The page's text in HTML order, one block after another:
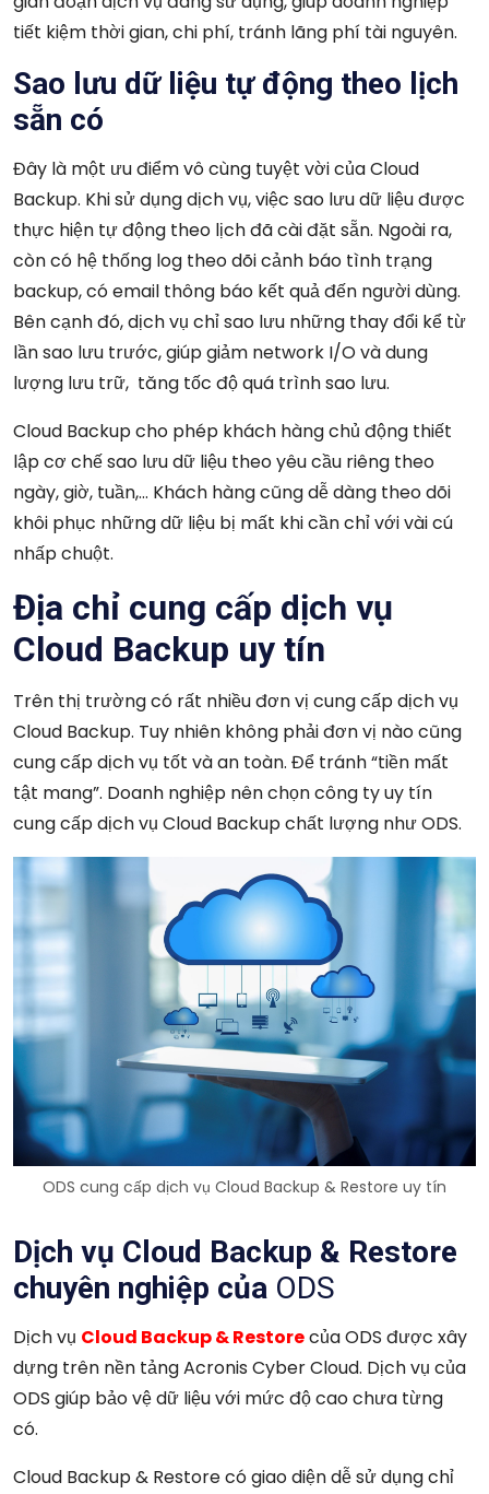
tiết kiệm thời gian, chi phí, tránh lãng phí tài nguyên.
Sao lưu dữ liệu tự động theo lịch
sẵn có
Đây là một ưu điểm vô cùng tuyệt vời của Cloud
Backup. Khi sử dụng dịch vụ, việc sao lưu dữ liệu được
thực hiện tự động theo lịch đã cài đặt sẵn. Ngoài ra,
còn có hệ thống log theo dõi cảnh báo tình trạng
backup, có email thông báo kết quả đến người dùng.
Bên cạnh đó, dịch vụ chỉ sao lưu những thay đổi kể từ
lần sao lưu trước, giúp giảm network I/O và dung
lượng lưu trữ, tăng tốc độ quá trình sao lưu.
Cloud Backup cho phép khách hàng chủ động thiết
lập cơ chế sao lưu dữ liệu theo yêu cầu riêng theo
ngày, giờ, tuần,… Khách hàng cũng dễ dàng theo dõi
khôi phục những dữ liệu bị mất khi cần chỉ với vài cú
nhấp chuột.
Địa chỉ cung cấp dịch vụ
Cloud Backup uy tín
Trên thị trường có rất nhiều đơn vị cung cấp dịch vụ
Cloud Backup. Tuy nhiên không phải đơn vị nào cũng
cung cấp dịch vụ tốt và an toàn. Để tránh “tiền mất
tật mang”. Doanh nghiệp nên chọn công ty uy tín
cung cấp dịch vụ Cloud Backup chất lượng như ODS.
ODS cung cấp dịch vụ Cloud Backup & Restore uy tín
Dịch vụ Cloud Backup & Restore
chuyên nghiệp của ODS
Dịch vụ Cloud Backup & Restorecủa ODS được xây
dựng trên nền tảng Acronis Cyber Cloud. Dịch vụ của
ODS giúp bảo vệ dữ liệu với mức độ cao chưa từng
có.
Cloud Backup & Restore có giao diện dễ sử dụng chỉ